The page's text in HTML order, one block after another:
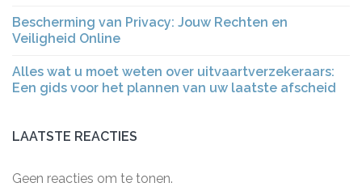
Bescherming van Privacy: Jouw Rechten en
Veiligheid Online
Alles wat u moet weten over uitvaartverzekeraars:
Een gids voor het plannen van uw laatste afscheid
LAATSTE REACTIES
Geen reacties om te tonen.